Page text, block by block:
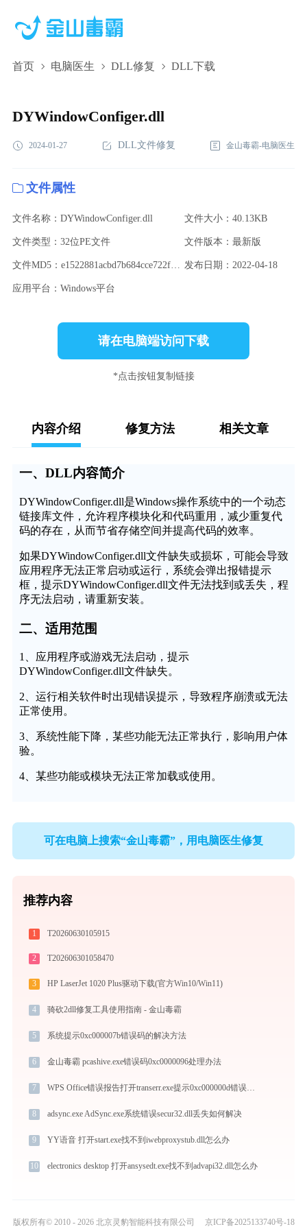
首页 电脑医生 DLL修复 DLL下载
DYWindowConfiger.dll,DYWindowConfiger.dll下
DYWindowConfiger.dll
2024-01-27 DLL文件修复 金山毒霸-电脑医生
文件属性
文件名称：DYWindowConfiger.dll 文件大小：40.13KB
文件类型：32位PE文件 文件版本：最新版
文件MD5：e1522881acbd7b684cce722f37abf059 发布日期：2022-04-18
应用平台：Windows平台
请在电脑端访问下载
*点击按钮复制链接
内容介绍 修复方法 相关文章
一、DLL内容简介
DYWindowConfiger.dll是Windows操作系统中的一个动态
链接库文件，允许程序模块化和代码重用，减少重复代
码的存在，从而节省存储空间并提高代码的效率。
如果DYWindowConfiger.dll文件缺失或损坏，可能会导致
应用程序无法正常启动或运行，系统会弹出报错提示
框，提示DYWindowConfiger.dll文件无法找到或丢失，程
序无法启动，请重新安装。
二、适用范围
1、应用程序或游戏无法启动，提示
DYWindowConfiger.dll文件缺失。
2、运行相关软件时出现错误提示，导致程序崩溃或无法
正常使用。
3、系统性能下降，某些功能无法正常执行，影响用户体
验。
4、某些功能或模块无法正常加载或使用。
可在电脑上搜索“金山毒霸”，用电脑医生修复
推荐内容
1 T20260630105915
2 T202606301058470
3 HP LaserJet 1020 Plus驱动下载(官方Win10/Win11)
4 骑砍2dll修复工具使用指南 - 金山毒霸
5 系统提示0xc000007b错误码的解决方法
6 金山毒霸 pcashive.exe错误码0xc0000096处理办法
7 WPS Office错误报告打开transerr.exe提示0xc000000d错误码怎么办
8 adsync.exe AdSync.exe系统错误secur32.dll丢失如何解决
9 YY语音 打开start.exe找不到iwebproxystub.dll怎么办
10 electronics desktop 打开ansysedt.exe找不到advapi32.dll怎么办
版权所有© 2010 - 2026 北京灵豹智能科技有限公司 京ICP备2025133740号-18